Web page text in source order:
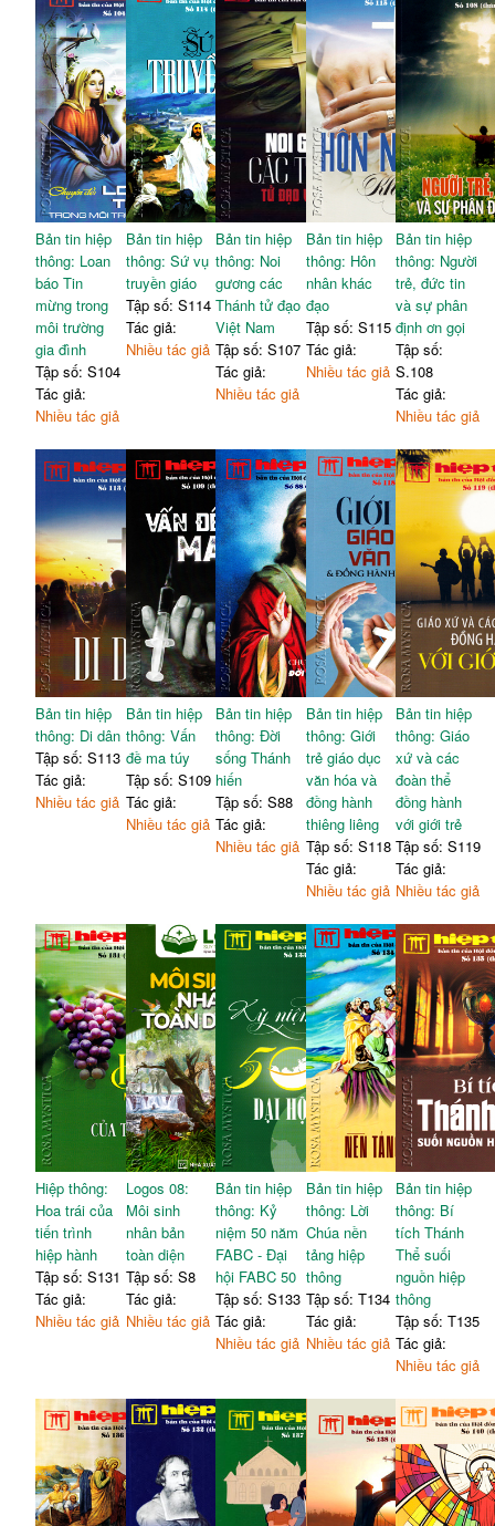
Bản tin hiệp
thông: Loan
báo Tin
mừng trong
môi trường
gia đình
Tập số: S104
Tác giả:
Nhiều tác giả
Bản tin hiệp
thông: Sứ vụ
truyền giáo
Tập số: S114
Tác giả:
Nhiều tác giả
Bản tin hiệp
thông: Noi
gương các
Thánh tử đạo
Việt Nam
Tập số: S107
Tác giả:
Nhiều tác giả
Bản tin hiệp
thông: Hôn
nhân khác
đạo
Tập số: S115
Tác giả:
Nhiều tác giả
Bản tin hiệp
thông: Người
trẻ, đức tin
và sự phân
định ơn gọi
Tập số:
S.108
Tác giả:
Nhiều tác giả
Bản tin hiệp
thông: Di dân
Tập số: S113
Tác giả:
Nhiều tác giả
Bản tin hiệp
thông: Vấn
đề ma túy
Tập số: S109
Tác giả:
Nhiều tác giả
Bản tin hiệp
thông: Đời
sống Thánh
hiến
Tập số: S88
Tác giả:
Nhiều tác giả
Bản tin hiệp
thông: Giới
trẻ giáo dục
văn hóa và
đồng hành
thiêng liêng
Tập số: S118
Tác giả:
Nhiều tác giả
Bản tin hiệp
thông: Giáo
xứ và các
đoàn thể
đồng hành
với giới trẻ
Tập số: S119
Tác giả:
Nhiều tác giả
Hiệp thông:
Hoa trái của
tiến trình
hiệp hành
Tập số: S131
Tác giả:
Nhiều tác giả
Logos 08:
Môi sinh
nhân bản
toàn diện
Tập số: S8
Tác giả:
Nhiều tác giả
Bản tin hiệp
thông: Kỷ
niệm 50 năm
FABC - Đại
hội FABC 50
Tập số: S133
Tác giả:
Nhiều tác giả
Bản tin hiệp
thông: Lời
Chúa nền
tảng hiệp
thông
Tập số: T134
Tác giả:
Nhiều tác giả
Bản tin hiệp
thông: Bí
tích Thánh
Thể suối
nguồn hiệp
thông
Tập số: T135
Tác giả:
Nhiều tác giả